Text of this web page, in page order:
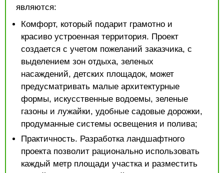
являются:
Комфорт, который подарит грамотно и
красиво устроенная территория. Проект
создается с учетом пожеланий заказчика, с
выделением зон отдыха, зеленых
насаждений, детских площадок, может
предусматривать малые архитектурные
формы, искусственные водоемы, зеленые
газоны и лужайки, удобные садовые дорожки,
продуманные системы освещения и полива;
Практичность. Разработка ландшафтного
проекта позволит рационально использовать
каждый метр площади участка и разместить